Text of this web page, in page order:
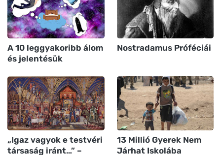
A 10 leggyakoribb álom
és jelentésük
Nostradamus Próféciái
„Igaz vagyok e testvéri
társaság iránt…” –
13 Millió Gyerek Nem
Járhat Iskolába